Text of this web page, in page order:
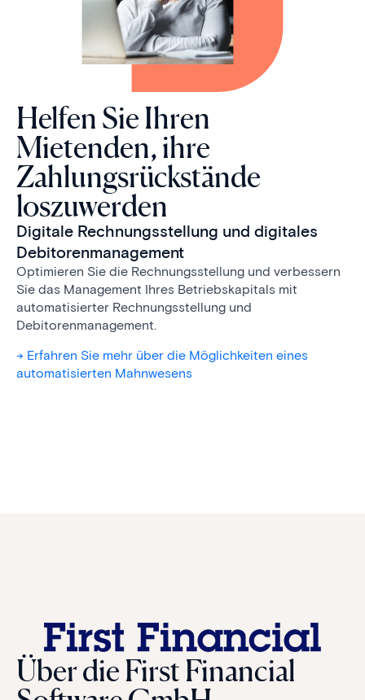
Helfen Sie Ihren
Mietenden, ihre
Zahlungsrückstände
loszuwerden
Digitale Rechnungsstellung und digitales
Debitorenmanagement
Optimieren Sie die Rechnungsstellung und verbessern
Sie das Management Ihres Betriebskapitals mit
automatisierter Rechnungsstellung und
Debitorenmanagement.
-> Erfahren Sie mehr über die Möglichkeiten eines
automatisierten Mahnwesens
Über die First Financial